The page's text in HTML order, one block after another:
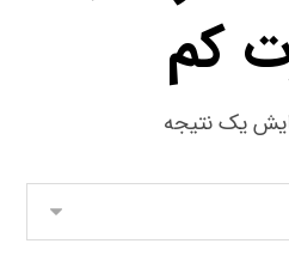
کم
یک نتیجه